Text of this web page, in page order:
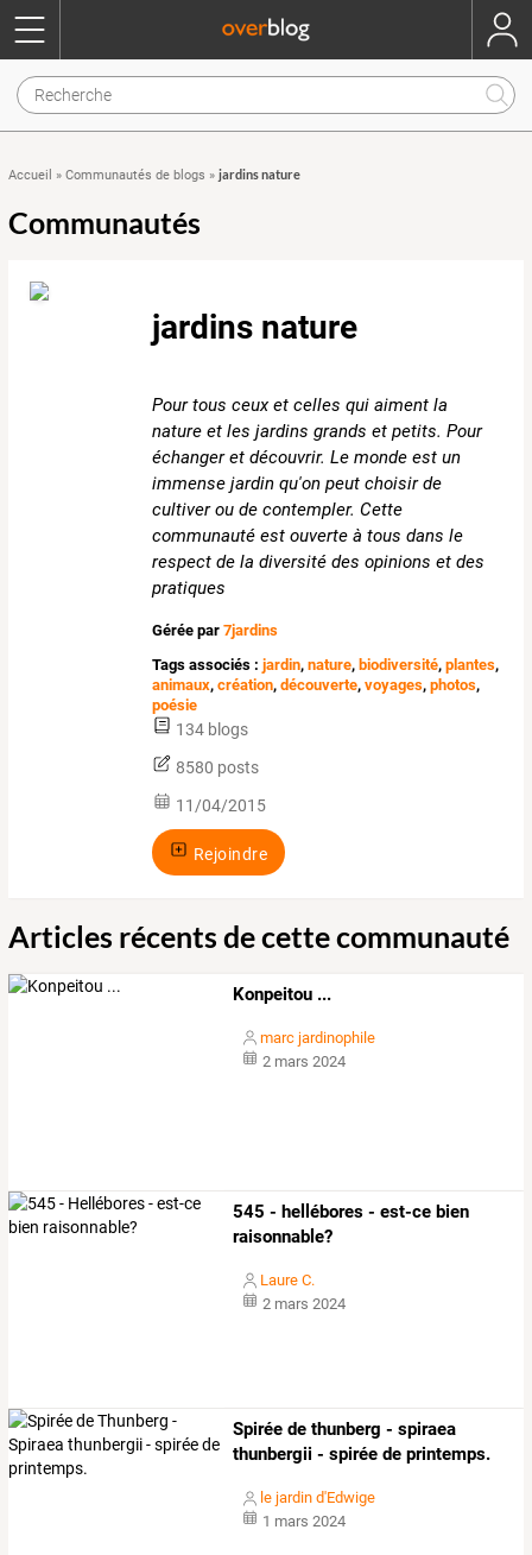
Accueil » Communautés de blogs » jardins nature
Communautés
jardins nature
Pour tous ceux et celles qui aiment la
nature et les jardins grands et petits. Pour
échanger et découvrir. Le monde est un
immense jardin qu'on peut choisir de
cultiver ou de contempler. Cette
communauté est ouverte à tous dans le
respect de la diversité des opinions et des
pratiques
Gérée par7jardins
Tags associés : jardin,nature, biodiversité,plantes,
animaux,création,découverte,voyages,photos,
poésie
134 blogs
8580 posts
11/04/2015
Rejoindre
Articles récents de cette communauté
Konpeitou ...
marc jardinophile
2 mars 2024
545 - hellébores - est-ce bien
raisonnable?
Laure C.
2 mars 2024
Spirée de thunberg - spiraea
thunbergii - spirée de printemps.
le jardin d'Edwige
1 mars 2024